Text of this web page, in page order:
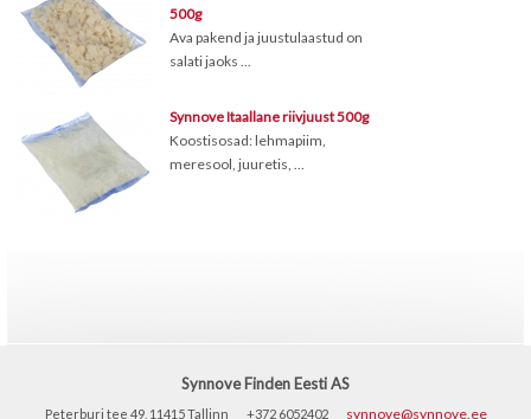
500g
Ava pakend ja juustulaastud on
salati jaoks ...
Synnove Itaallane riivjuust 500g
Koostisosad: lehmapiim,
meresool, juuretis, ...
Synnove Finden Eesti AS
Peterburi tee 49, 11415 Tallinn +372 6052402 synnove@synnove.ee